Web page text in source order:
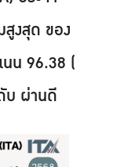
งสุด ของ
น 96.38 (
บ ผ่านดี